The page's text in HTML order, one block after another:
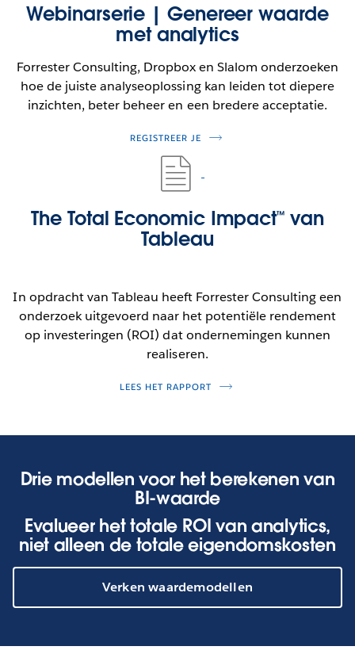
Webinarserie | Genereer waarde
met analytics
Forrester Consulting, Dropbox en Slalom onderzoeken
hoe de juiste analyseoplossing kan leiden tot diepere
inzichten, beter beheer en een bredere acceptatie.
REGISTREER JE
The Total Economic Impact™ van
Tableau
In opdracht van Tableau heeft Forrester Consulting een
onderzoek uitgevoerd naar het potentiële rendement
op investeringen (ROI) dat ondernemingen kunnen
realiseren.
LEES HET RAPPORT
Drie modellen voor het berekenen van
BI-waarde
Evalueer het totale ROI van analytics,
niet alleen de totale eigendomskosten
Verken waardemodellen